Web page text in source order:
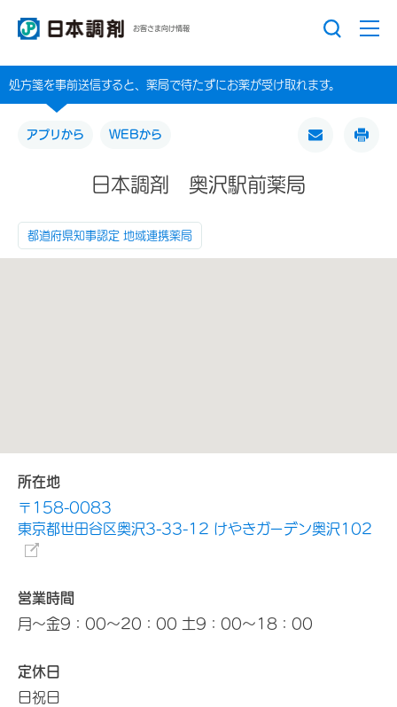
お客さま向け情報
処方箋を事前送信すると、薬局で待たずにお薬が受け取れます。
アプリから WEBから
日本調剤 奥沢駅前薬局
都道府県知事認定 地域連携薬局
所在地
〒158-0083
東京都世田谷区奥沢3-33-12 けやきガーデン奥沢102
営業時間
月～金9：00～20：00 土9：00～18：00
定休日
日祝日